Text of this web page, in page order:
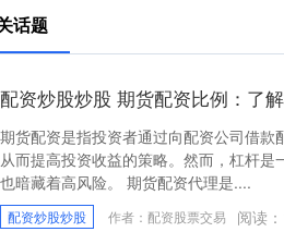
话题
配资炒股炒股 期货配资比例：了
期货配资是指投资者通过向配资公司借款
从而提高投资收益的策略。然而，杠杆是
也暗藏着高风险。 期货配资代理是....
配资炒股炒股 作者：配资股票交易 阅读：